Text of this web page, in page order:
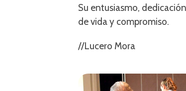
Su entusiasmo,
de vida y compromiso.
//Lucero Mora